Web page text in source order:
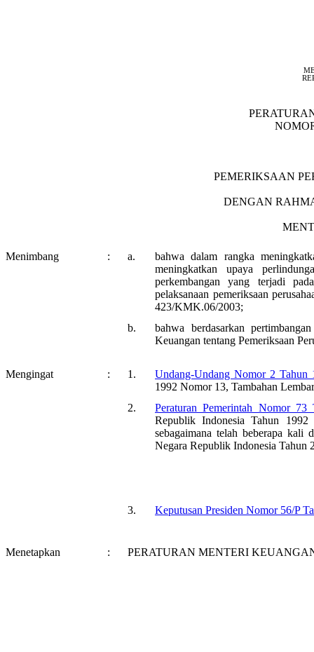
PEMERIKSAAN
DENGAN
Menimbang : a.
bahwa dalam rangka
meningkatkan upaya
perkembangan yang terjadi
pelaksanaan pemeriksaan
423/KMK.06/2003;
b.
bahwa berdasarkan
Keuangan tentang Pemeriksaan
Mengingat : 1.
Undang-Undang Nomor 2 Tahun
1992 Nomor 13, Tambahan
2.
Peraturan Pemerintah Nomor 73
Republik Indonesia Tahun
sebagaimana telah beberapa kali
Negara Republik Indonesia Tahun
3. Keputusan Presiden Nomor 56/P
Menetapkan : PERATURAN MENTERI